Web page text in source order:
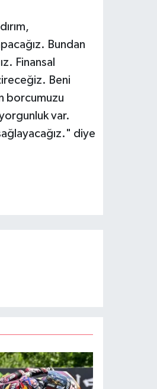
Bundan
Finansal
Beni
borcumuzu
var.
diye